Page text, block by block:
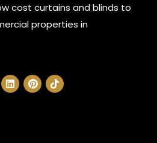
cost curtains and blinds to
properties in